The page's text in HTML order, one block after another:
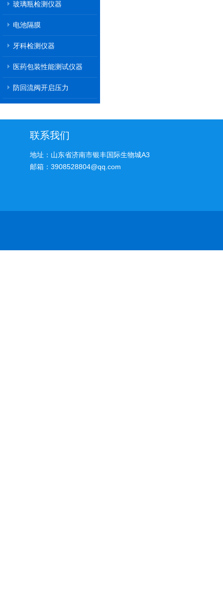
玻璃瓶检测仪器
电池隔膜
牙科检测仪器
医药包装性能测试仪器
防回流阀开启压力
联系我们
地址：山东省济南市银丰国际生物城A3
邮箱：3908528804@qq.com